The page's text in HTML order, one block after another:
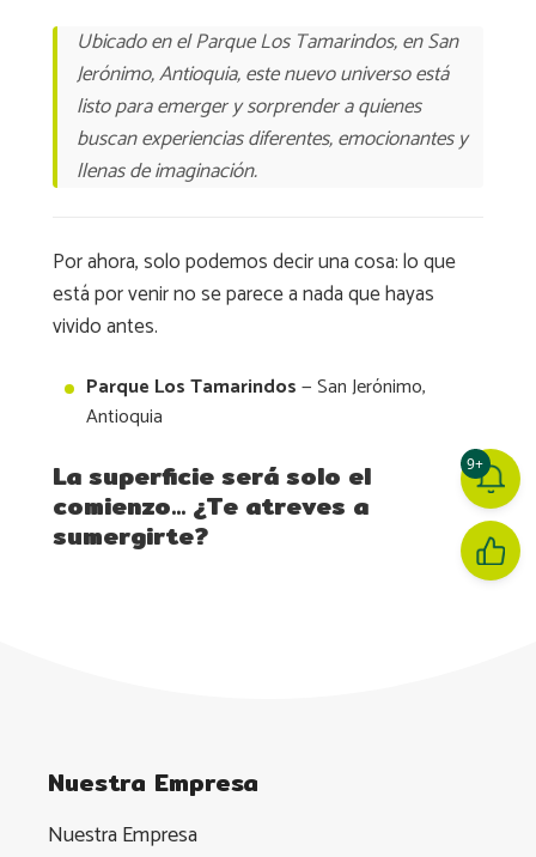
9+
Ubicado en el Parque Los Tamarindos, en San
Jerónimo, Antioquia, este nuevo universo está
listo para emerger y sorprender a quienes
buscan experiencias diferentes, emocionantes y
llenas de imaginación.
Por ahora, solo podemos decir una cosa: lo que
está por venir no se parece a nada que hayas
vivido antes.
Parque Los Tamarindos— San Jerónimo,
Antioquia
La superficie será solo el
comienzo… ¿Te atreves a
sumergirte?
Nuestra Empresa
Nuestra Empresa